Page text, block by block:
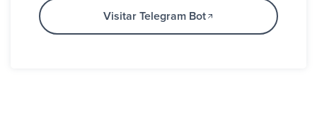
Visitar Telegram Bot